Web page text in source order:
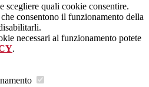
scegliere quali cookie consentire.
consentono il funzionamento della
necessari al funzionamento potete
.